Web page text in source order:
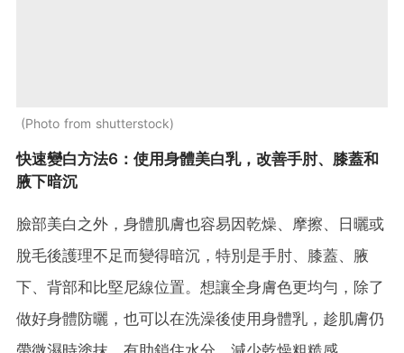
Photo from shutterstock
快速變白方法6：使用身體美白乳，改善手肘、膝蓋和
腋下暗沉
臉部美白之外，身體肌膚也容易因乾燥、摩擦、日曬或
脫毛後護理不足而變得暗沉，特別是手肘、膝蓋、腋
下、背部和比堅尼線位置。想讓全身膚色更均勻，除了
做好身體防曬，也可以在洗澡後使用身體乳，趁肌膚仍